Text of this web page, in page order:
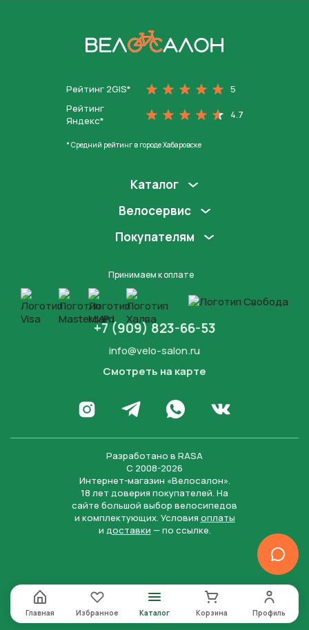
Рейтинг 2GIS*
5
Рейтинг
Яндекс*
4.7
* Средний рейтинг в городе Хабаровске
Каталог
Велосервис
Покупателям
Принимаем к оплате
+7 (909) 823-66-53
info@velo-salon.ru
Смотреть на карте
Перейти в Инстаграм
Написать в Телеграм
Написать в WhatsApp
Перейти во
Разработано в RASA
С 2008-2026
Интернет-магазин «Велосалон».
18 лет доверия покупателей. На
сайте большой выбор велосипедов
и комплектующих. Условия оплаты
и доставки — по ссылке.
Главная Избранное Каталог Корзина Профиль
Нажимая на кнопку “Отправить заявку”, вы даете
согласие на обработку персональных данных и
соглашаетесь с политикой конфиденциальности